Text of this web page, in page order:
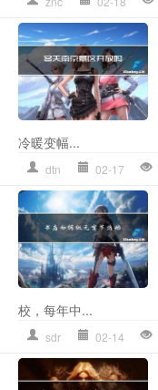
冷暖变幅...
dtn 02-17
校，每年中...
sdr 02-14